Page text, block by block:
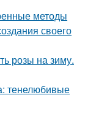
методы
своего
розы на зиму.
тенелюбивые